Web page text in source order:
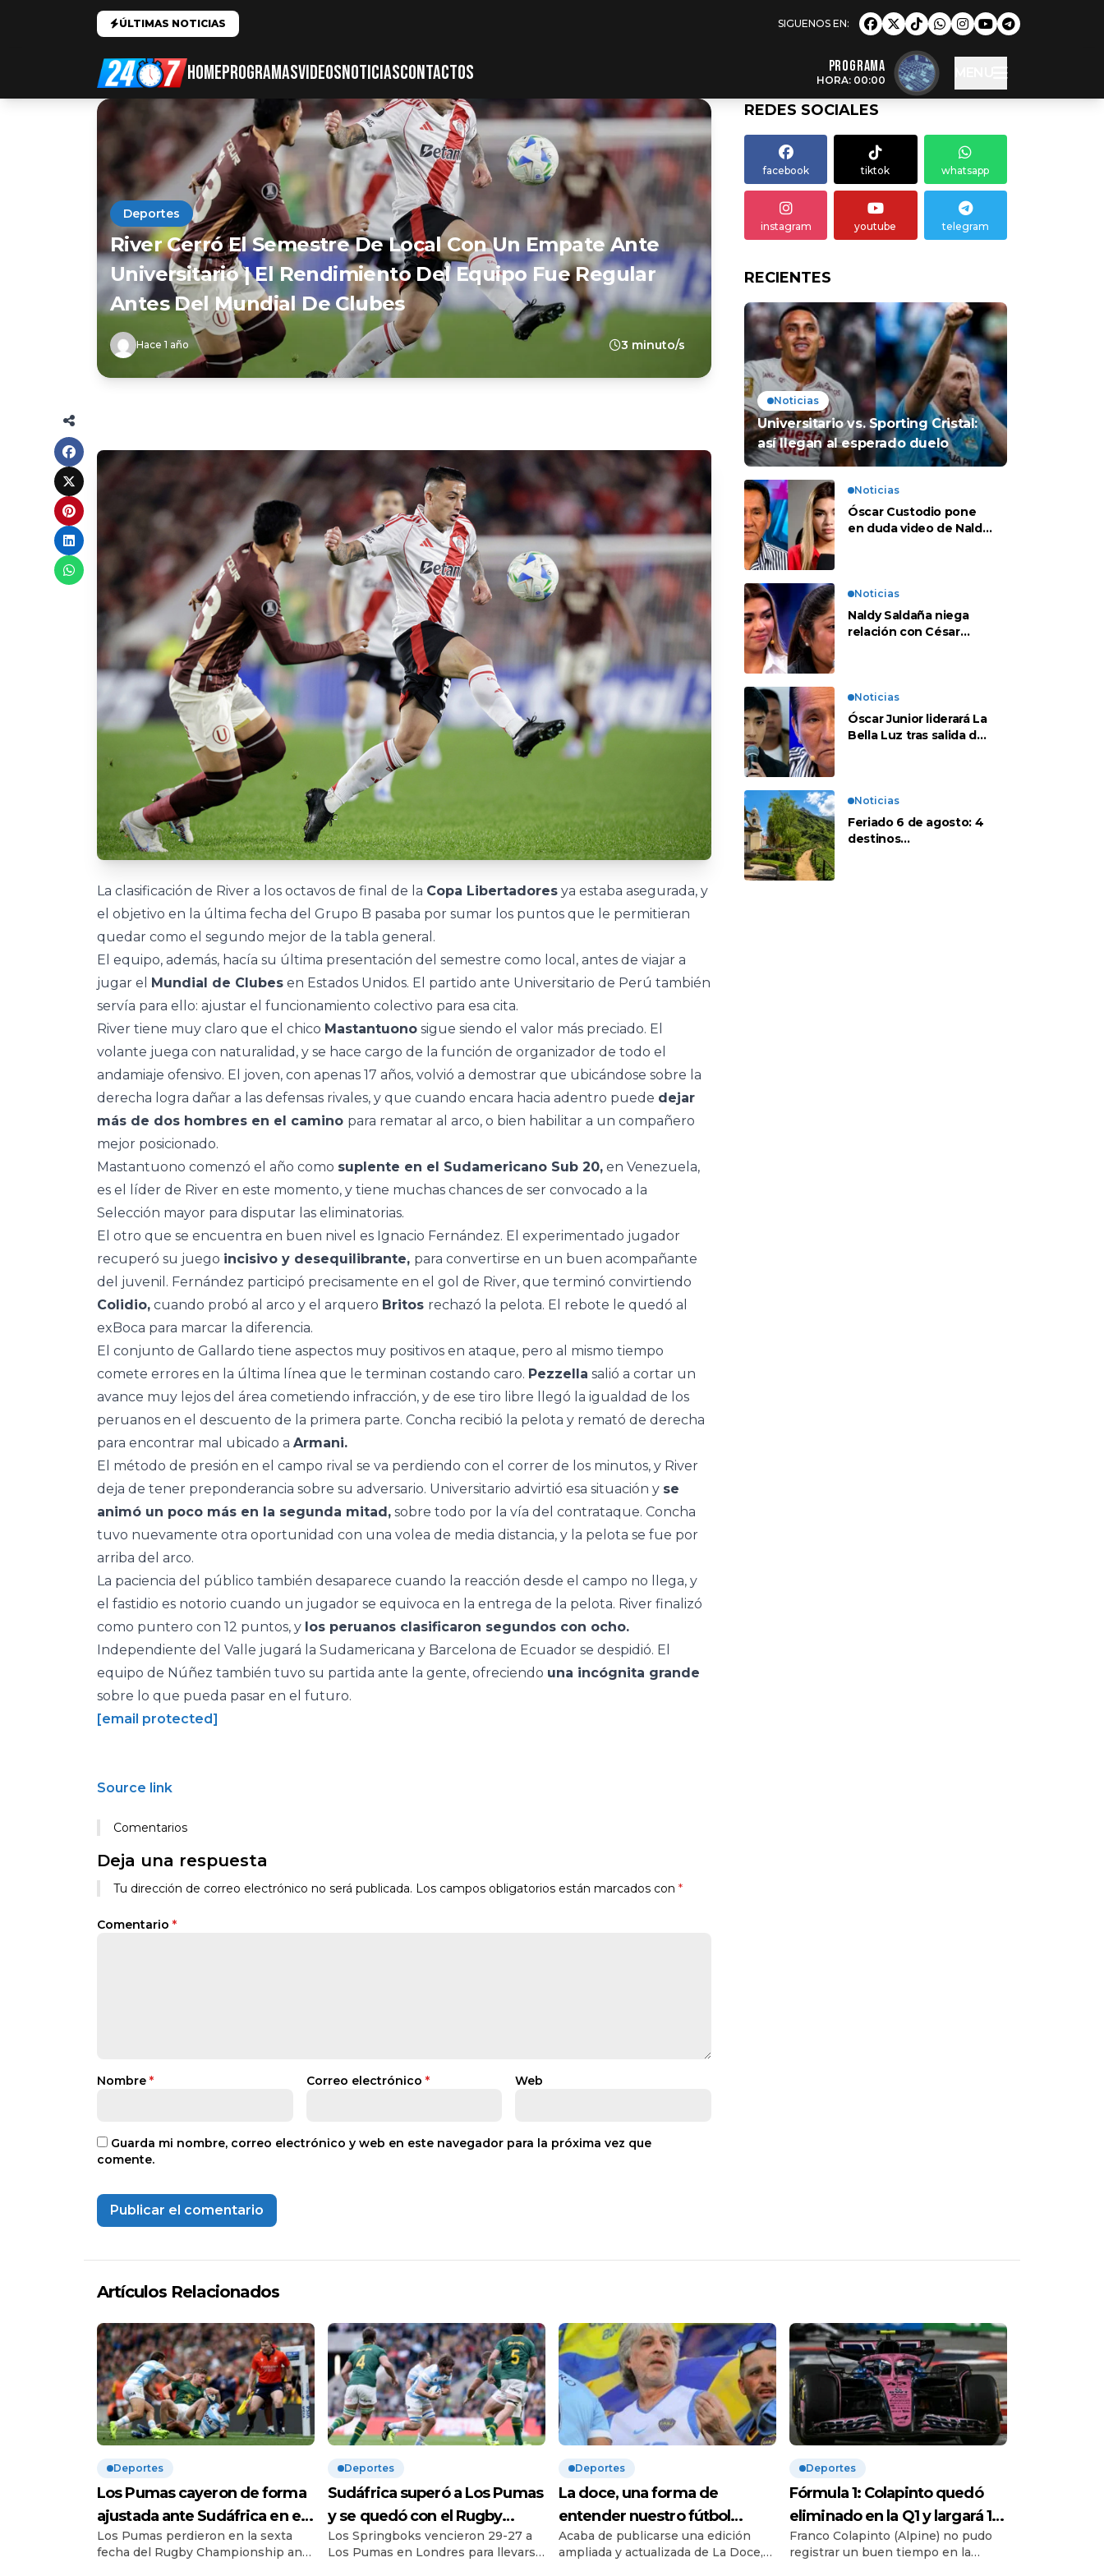
ÚLTIMAS NOTICIAS
HOMEPROGRAMASVIDEOSNOTICIASCONTACTOS Programa
HORA: 00:00
Deportes
River Cerró El Semestre De Local Con Un Empate Ante
Universitario | El Rendimiento Del Equipo Fue Regular
Antes Del Mundial De Clubes
Hace 1 año 3 minuto/s
La clasificación de River a los octavos de final de la Copa Libertadores ya estaba asegurada, y
el objetivo en la última fecha del Grupo B pasaba por sumar los puntos que le permitieran
quedar como el segundo mejor de la tabla general.
El equipo, además, hacía su última presentación del semestre como local, antes de viajar a
jugar el Mundial de Clubes en Estados Unidos. El partido ante Universitario de Perú también
servía para ello: ajustar el funcionamiento colectivo para esa cita.
River tiene muy claro que el chico Mastantuono sigue siendo el valor más preciado. El
volante juega con naturalidad, y se hace cargo de la función de organizador de todo el
andamiaje ofensivo. El joven, con apenas 17 años, volvió a demostrar que ubicándose sobre la
derecha logra dañar a las defensas rivales, y que cuando encara hacia adentro puede dejar
más de dos hombres en el camino para rematar al arco, o bien habilitar a un compañero
mejor posicionado.
Mastantuono comenzó el año como suplente en el Sudamericano Sub 20, en Venezuela,
es el líder de River en este momento, y tiene muchas chances de ser convocado a la
Selección mayor para disputar las eliminatorias.
El otro que se encuentra en buen nivel es Ignacio Fernández. El experimentado jugador
recuperó su juego incisivo y desequilibrante, para convertirse en un buen acompañante
del juvenil. Fernández participó precisamente en el gol de River, que terminó convirtiendo
Colidio, cuando probó al arco y el arquero Britos rechazó la pelota. El rebote le quedó al
exBoca para marcar la diferencia.
El conjunto de Gallardo tiene aspectos muy positivos en ataque, pero al mismo tiempo
comete errores en la última línea que le terminan costando caro. Pezzella salió a cortar un
avance muy lejos del área cometiendo infracción, y de ese tiro libre llegó la igualdad de los
peruanos en el descuento de la primera parte. Concha recibió la pelota y remató de derecha
para encontrar mal ubicado a Armani.
El método de presión en el campo rival se va perdiendo con el correr de los minutos, y River
deja de tener preponderancia sobre su adversario. Universitario advirtió esa situación y se
animó un poco más en la segunda mitad, sobre todo por la vía del contrataque. Concha
tuvo nuevamente otra oportunidad con una volea de media distancia, y la pelota se fue por
arriba del arco.
La paciencia del público también desaparece cuando la reacción desde el campo no llega, y
el fastidio es notorio cuando un jugador se equivoca en la entrega de la pelota. River finalizó
como puntero con 12 puntos, y los peruanos clasificaron segundos con ocho.
Independiente del Valle jugará la Sudamericana y Barcelona de Ecuador se despidió. El
equipo de Núñez también tuvo su partida ante la gente, ofreciendo una incógnita grande
sobre lo que pueda pasar en el futuro.
[email protected]
Source link
Comentarios
Deja una respuesta
Tu dirección de correo electrónico no será publicada. Los campos obligatorios están marcados con *
Comentario *
Nombre * Correo electrónico * Web
Guarda mi nombre, correo electrónico y web en este navegador para la próxima vez que
comente.
REDES SOCIALES
facebook tiktok whatsapp
instagram youtube telegram
RECIENTES
Noticias
Universitario vs. Sporting Cristal:
así llegan al esperado duelo
Noticias
Óscar Custodio pone
en duda video de Naldy
Noticias
Naldy Saldaña niega
relación con César
Noticias
Óscar Junior liderará La
Bella Luz tras salida de
Noticias
Feriado 6 de agosto: 4
destinos
Artículos Relacionados
Deportes
Los Pumas cayeron de forma
ajustada ante Sudáfrica en el
cierre del Rugby
Championship | Derrota por
Los Pumas perdieron en la sexta
fecha del Rugby Championship ante
Deportes
Sudáfrica superó a Los Pumas
y se quedó con el Rugby
Championship | El
seleccionado argentino
Los Springboks vencieron 29-27 a
Los Pumas en Londres para llevarse
Deportes
La doce, una forma de
entender nuestro fútbol
actual | Diálogo con Gustavo
Gravia, autor del libro sobre la
Acaba de publicarse una edición
ampliada y actualizada de La Doce,
Deportes
Fórmula 1: Colapinto quedó
eliminado en la Q1 y largará 18°
en el GP de Singapur | Su
compañero en el equipo
Franco Colapinto (Alpine) no pudo
registrar un buen tiempo en la